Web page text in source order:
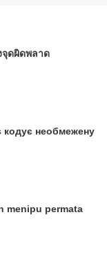
จุดผิดพลาด
необмежену
menipu permata